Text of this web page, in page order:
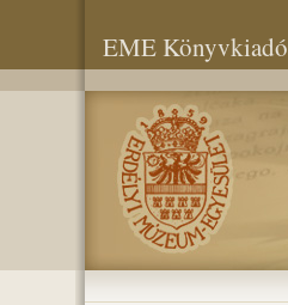
EME Könyvkiadó